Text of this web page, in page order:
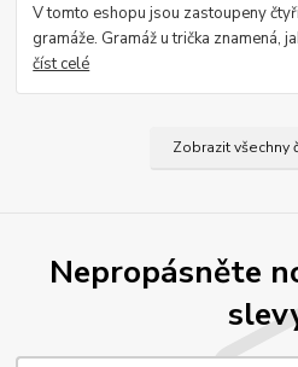
V tomto eshopu jsou zastoupeny
gramáže. Gramáž u trička znamená,
číst celé
Zobrazit všechny
Nepropásněte